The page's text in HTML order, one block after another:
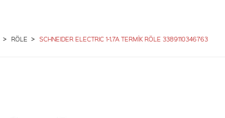
RÖLE SCHNEIDER ELECTRIC 1-1.7A TERMİK RÖLE 3389110346763